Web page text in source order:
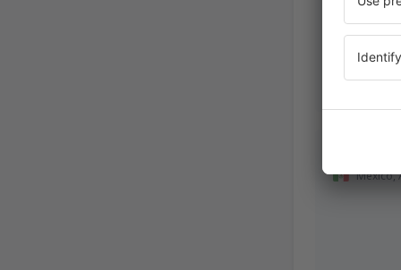
Mexico,